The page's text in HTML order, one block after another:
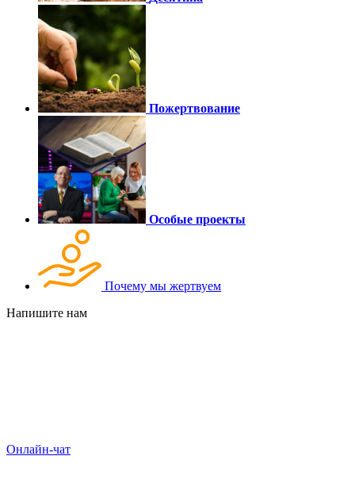
Пожертвование
Особые проекты
Почему мы жертвуем
Напишите нам
Онлайн-чат